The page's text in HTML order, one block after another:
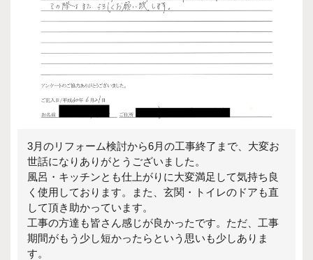
3月のリフォーム検討から6月の工事終了まで、大変お
世話になりありがとうございました。
風呂・キッチンとも仕上がりに大変満足して気持ち良
く使用しております。また、玄関・トイレのドアも直
して頂き助かっています。
工事の方達も皆さん感じが良かったです。ただ、工事
期間がもう少し短かったらという思いも少しありま
す。